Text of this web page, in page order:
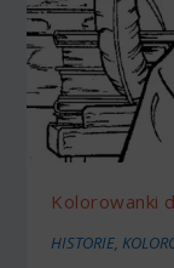
Kolorowanki
HISTORIE